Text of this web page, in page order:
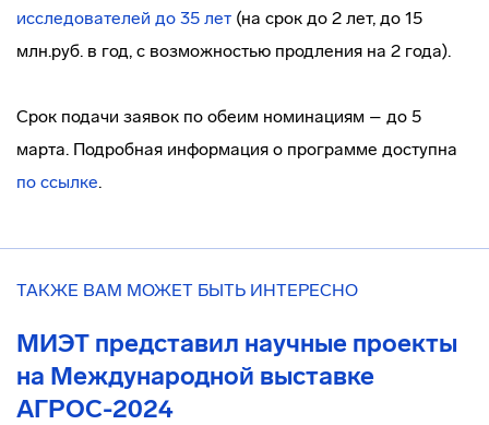
исследователей до 35 лет (на срок до 2 лет, до 15
млн.руб. в год, с возможностью продления на 2 года).
Срок подачи заявок по обеим номинациям – до 5
марта. Подробная информация о программе доступна
по ссылке.
ТАКЖЕ ВАМ МОЖЕТ БЫТЬ ИНТЕРЕСНО
МИЭТ представил научные проекты
на Международной выставке
АГРОС-2024